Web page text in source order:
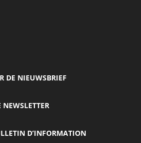
DE NIEUWSBRIEF
D’INFORMATION